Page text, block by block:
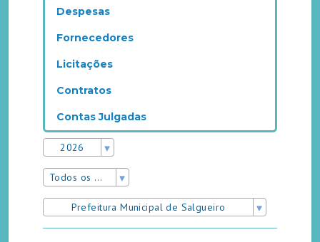
Despesas
Fornecedores
Licitações
Contratos
Contas Julgadas
2026
Todos os meses
Prefeitura Municipal de Salgueiro